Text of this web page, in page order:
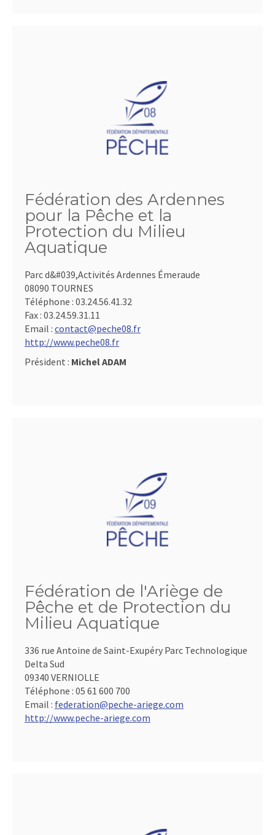
Fédération des Ardennes
pour la Pêche et la
Protection du Milieu
Aquatique
Parc d&#039,Activités Ardennes Émeraude
08090 TOURNES
Téléphone : 03.24.56.41.32
Fax : 03.24.59.31.11
Email : contact@peche08.fr
http://www.peche08.fr
Président : Michel ADAM
Fédération de l'Ariège de
Pêche et de Protection du
Milieu Aquatique
336 rue Antoine de Saint-Exupéry Parc Technologique
Delta Sud
09340 VERNIOLLE
Téléphone : 05 61 600 700
Email : federation@peche-ariege.com
http://www.peche-ariege.com